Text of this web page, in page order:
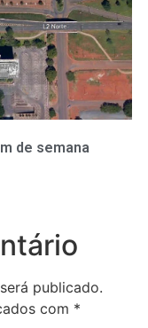
de semana
publicado.
com *